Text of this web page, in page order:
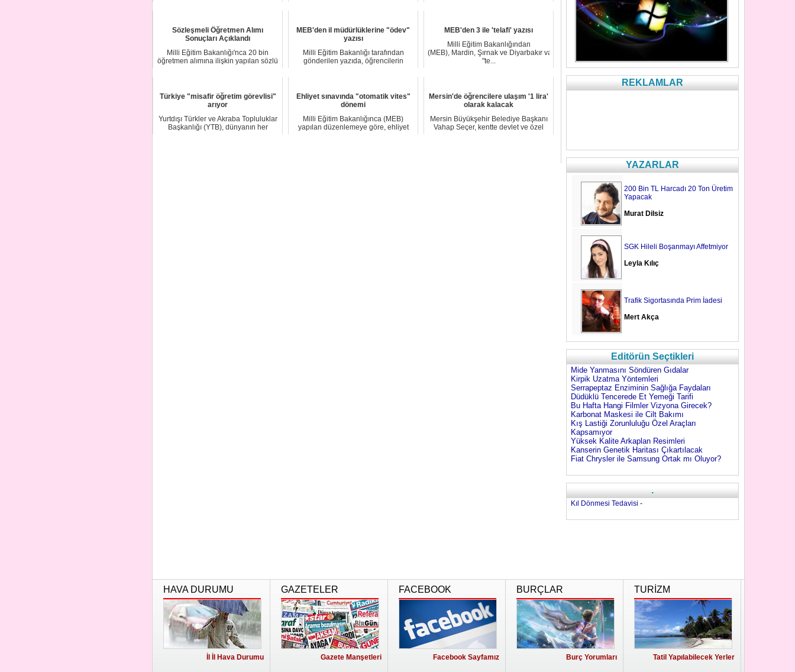
Sözleşmeli Öğretmen Alımı
Sonuçları Açıklandı
Milli Eğitim Bakanlığı'nca 20 bin
öğretmen alımına ilişkin yapılan sözlü
MEB'den il müdürlüklerine "ödev"
yazısı
Milli Eğitim Bakanlığı tarafından
gönderilen yazıda, öğrencilerin
MEB'den 3 ile 'telafi' yazısı
Milli Eğitim Bakanlığından
(MEB), Mardin, Şırnak ve Diyarbakır valiliklerine
"te...
Türkiye "misafir öğretim görevlisi"
arıyor
Yurtdışı Türkler ve Akraba Topluluklar
Başkanlığı (YTB), dünyanın her
Ehliyet sınavında "otomatik vites"
dönemi
Milli Eğitim Bakanlığınca (MEB)
yapılan düzenlemeye göre, ehliyet
Mersin'de öğrencilere ulaşım '1 lira'
olarak kalacak
Mersin Büyükşehir Belediye Başkanı
Vahap Seçer, kentte devlet ve özel
REKLAMLAR
YAZARLAR
200 Bin TL Harcadı 20 Ton Üretim
Yapacak
Murat Dilsiz
SGK Hileli Boşanmayı Affetmiyor
Leyla Kılıç
Trafik Sigortasında Prim İadesi
Mert Akça
Editörün Seçtikleri
Mide Yanmasını Söndüren Gıdalar
Kirpik Uzatma Yöntemleri
Serrapeptaz Enziminin Sağlığa Faydaları
Düdüklü Tencerede Et Yemeği Tarifi
Bu Hafta Hangi Filmler Vizyona Girecek?
Karbonat Maskesi ile Cilt Bakımı
Kış Lastiği Zorunluluğu Özel Araçları
Kapsamıyor
Yüksek Kalite Arkaplan Resimleri
Kanserin Genetik Haritası Çıkartılacak
Fiat Chrysler ile Samsung Ortak mı Oluyor?
.
Kıl Dönmesi Tedavisi -
HAVA DURUMU
İl İl Hava Durumu
GAZETELER
Gazete Manşetleri
FACEBOOK
Facebook Sayfamız
BURÇLAR
Burç Yorumları
TURİZM
Tatil Yapılabilecek Yerler